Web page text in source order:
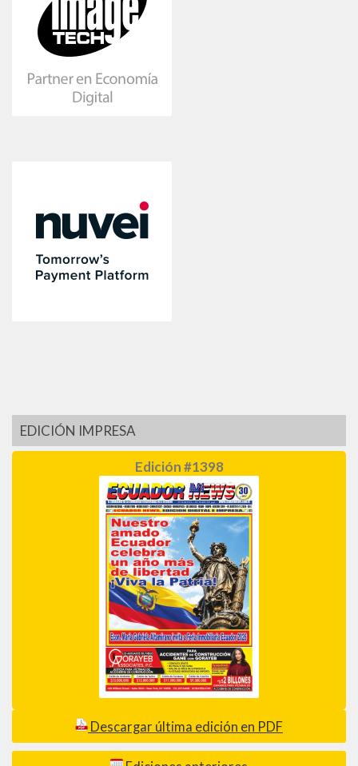
EDICIÓN IMPRESA
Edición #1398
Descargar última edición en PDF